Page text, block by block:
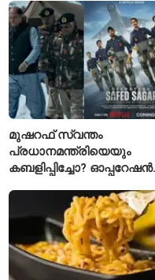
മുഷറഫ് സ്വന്തം
പ്രധാനമന്ത്രിയെയും
കബളിപ്പിച്ചോ? ഓപ്പറേഷൻ
യഥാർഥ കഥ